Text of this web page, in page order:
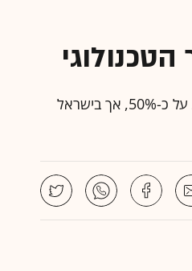
יו"ר בנק הפועלים בכנס IVA: רמת החדירה העולמית לפעילות בנקאית באינטרנט עומדת על כ-50%, אך בישראל